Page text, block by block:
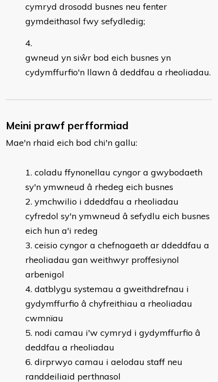
cymryd drosodd busnes neu fenter
gymdeithasol fwy sefydledig;
gwneud yn siŵr bod eich busnes yn
cydymffurfio'n llawn â deddfau a rheoliadau.
Meini prawf perfformiad
Mae'n rhaid eich bod chi'n gallu:
coladu ffynonellau cyngor a gwybodaeth
sy'n ymwneud â rhedeg eich busnes
ymchwilio i ddeddfau a rheoliadau
cyfredol sy'n ymwneud â sefydlu eich busnes
eich hun a'i redeg
ceisio cyngor a chefnogaeth ar ddeddfau a
rheoliadau gan weithwyr proffesiynol
arbenigol
datblygu systemau a gweithdrefnau i
gydymffurfio â chyfreithiau a rheoliadau
cwmnïau
nodi camau i'w cymryd i gydymffurfio â
deddfau a rheoliadau
dirprwyo camau i aelodau staff neu
randdeiliaid perthnasol